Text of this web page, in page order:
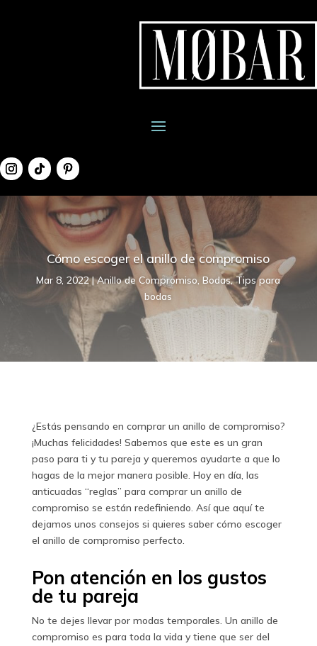
Cómo escoger el anillo de compromiso
Mar 8, 2022|Anillo de Compromiso,Bodas,Tips para
bodas
¿Estás pensando en comprar un anillo de compromiso?
¡Muchas felicidades! Sabemos que este es un gran
paso para ti y tu pareja y queremos ayudarte a que lo
hagas de la mejor manera posible. Hoy en día, las
anticuadas “reglas” para comprar un anillo de
compromiso se están redefiniendo. Así que aquí te
dejamos unos consejos si quieres saber cómo escoger
el anillo de compromiso perfecto.
Pon atención en los gustos
de tu pareja
No te dejes llevar por modas temporales. Un anillo de
compromiso es para toda la vida y tiene que ser del